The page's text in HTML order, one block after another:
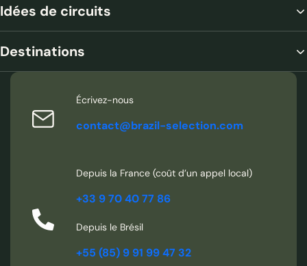
Idées de circuits
Destinations
Écrivez-nous
contact@brazil-selection.com
Depuis la France (coût d’un appel local)
+33 9 70 40 77 86
Depuis le Brésil
+55 (85) 9 91 99 47 32